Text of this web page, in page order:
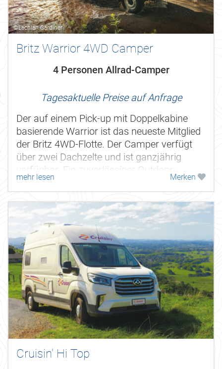
©Lachlan Gardiner
Britz Warrior 4WD Camper
4 Personen Allrad-Camper
Tagesaktuelle Preise auf Anfrage
Der auf einem Pick-up mit Doppelkabine
basierende Warrior ist das neueste Mitglied
der Britz 4WD-Flotte. Der Camper verfügt
über zwei Dachzelte und ist ganzjährig
verfügbar. Ein zuverlässiger Outdoor-
Begleiter mit viel Stauraum.
mehr lesen Merken
Cruisin' Hi Top